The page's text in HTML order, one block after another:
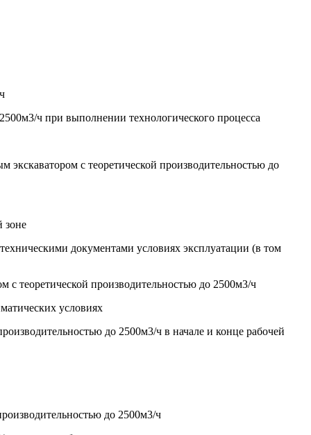
ч при выполнении технологического процесса
экскаватором с теоретической производительностью до
зоне
документами условиях эксплуатации (в том
с теоретической производительностью до 2500м3/ч
условиях
до 2500м3/ч в начале и конце рабочей
до 2500м3/ч